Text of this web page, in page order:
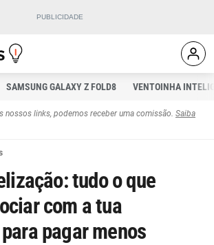
SAMSUNG GALAXY Z FOLD8 VENTOINHA
nossos links, podemos receber uma comissão. Saiba
tudo o que
com a tua
pagar menos